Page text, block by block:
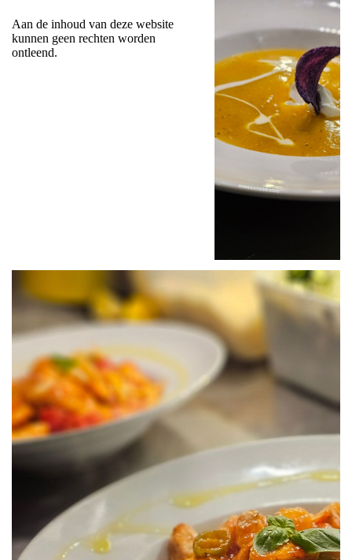
Aan de inhoud van deze website
kunnen geen rechten worden
ontleend.